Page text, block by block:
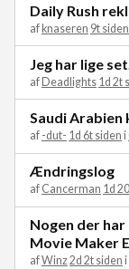
Daily Rush
afknaseren 9t siden
Jeg har lige
af Deadlights 1d 2t
Saudi
af -dut- 1d 6t siden i
Ændringslog
af Cancerman 1d
Nogen der
Movie Maker
afWinz2d 2t siden i